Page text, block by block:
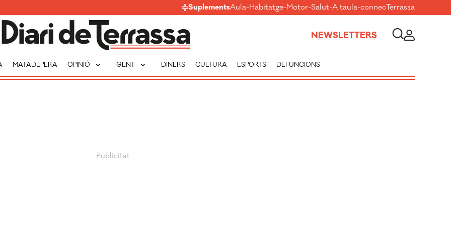
SuplementsAula-Habitatge-Motor-Salut-A taula-connecTerrassa
NEWSLETTERS
MATADEPERA OPINIÓ expand_more GENT expand_more DINERS CULTURA ESPORTS DEFUNCIONS